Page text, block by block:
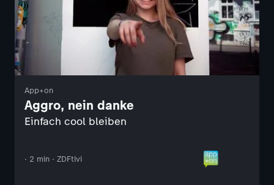
App+on
Aggro, nein danke
Einfach cool bleiben
· 2 min · ZDFtivi